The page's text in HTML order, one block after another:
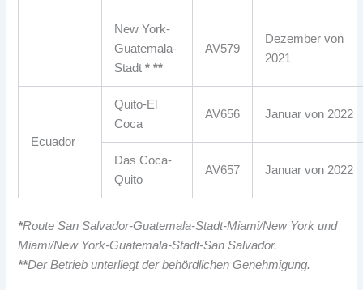
New York-
Guatemala-
Stadt * **
AV579
Dezember von
2021
Ecuador
Quito-El
Coca
AV656 Januar von 2022
Das Coca-
Quito
AV657 Januar von 2022
*Route San Salvador-Guatemala-Stadt-Miami/New York und
Miami/New York-Guatemala-Stadt-San Salvador.
**Der Betrieb unterliegt der behördlichen Genehmigung.